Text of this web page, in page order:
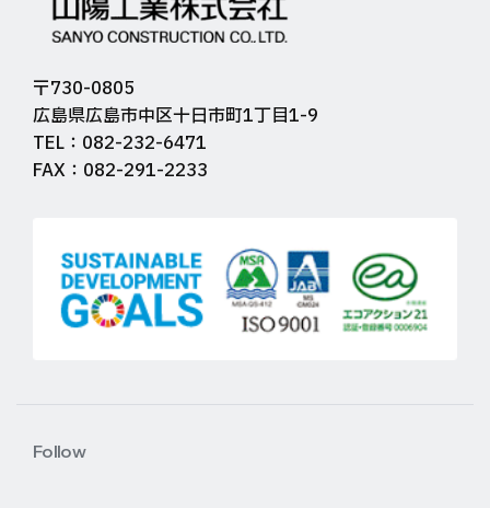
〒730-0805
広島県広島市中区十日市町1丁目1-9
TEL：082-232-6471
FAX：082-291-2233
Follow